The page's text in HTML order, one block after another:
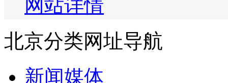
网站详情
北京分类网址导航
新闻媒体